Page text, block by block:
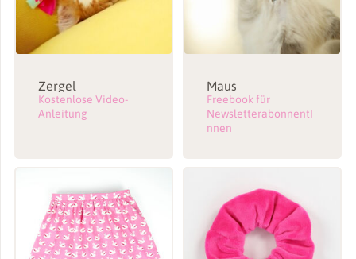
Zergel
Kostenlose Video-
Anleitung
Maus
Freebook für
NewsletterabonnentI
nnen